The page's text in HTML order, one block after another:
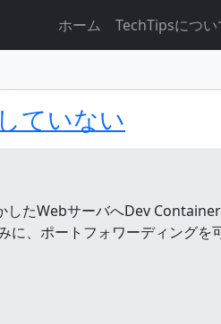
ホーム TechTipsについ
ていない
たWebサーバへDev
に、ポートフォワーディングを